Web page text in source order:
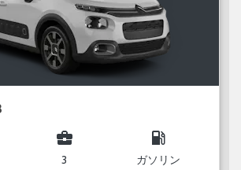
business_center
3
local_gas_station
ガソリン